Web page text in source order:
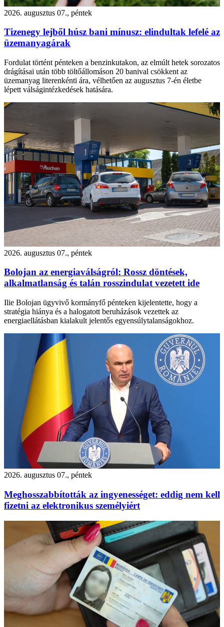
2026. augusztus 07., péntek
Tizenegy lejből húsz bani mínusz: elindultak lefelé az
üzemanyagárak
Fordulat történt pénteken a benzinkutakon, az elmúlt hetek sorozatos
drágításai után több töltőállomáson 20 banival csökkent az
üzemanyag literenkénti ára, vélhetően az augusztus 7-én életbe
lépett válságintézkedések hatására.
2026. augusztus 07., péntek
Bolojan az energiaválságról: Rossz döntések,
alkalmatlanság és talán rosszindulat vezetett ide
Ilie Bolojan ügyvivő kormányfő pénteken kijelentette, hogy a
stratégia hiánya és a halogatott beruházások vezettek az
energiaellátásban kialakult jelentős egyensúlytalanságokhoz.
2026. augusztus 07., péntek
Meghosszabbították az ingyenességet: eddig nem kell
fizetni az elektronikus személyiért